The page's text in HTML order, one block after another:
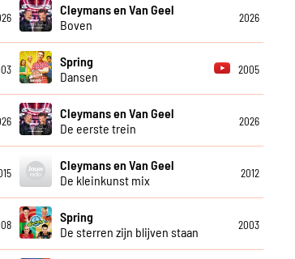
Cleymans en Van Geel
Boven
2026
Spring
Dansen
2005
Cleymans en Van Geel
De eerste trein
2026
Cleymans en Van Geel
De kleinkunst mix
2012
Spring
De sterren zijn blijven staan
2003